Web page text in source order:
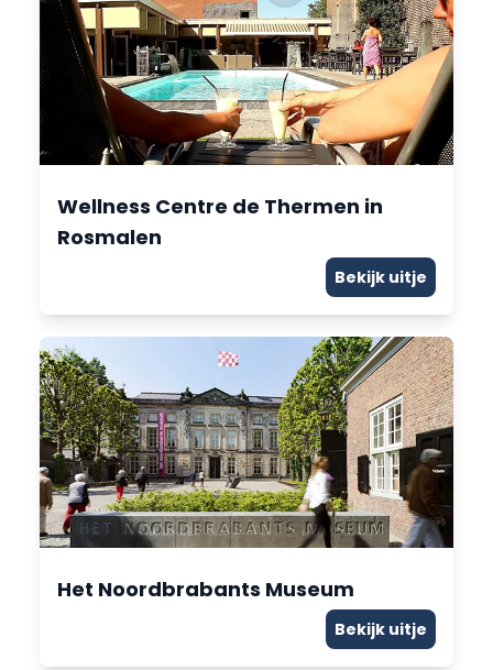
Wellness Centre de Thermen in
Rosmalen
Bekijk uitje
Het Noordbrabants Museum
Bekijk uitje